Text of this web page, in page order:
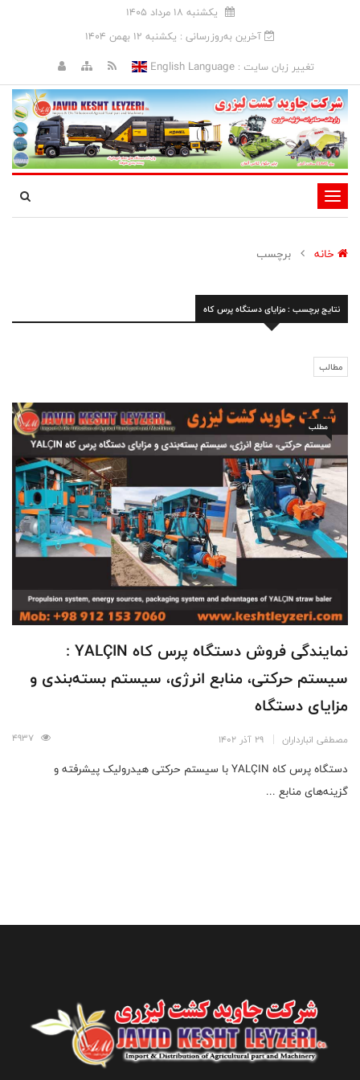
يکشنبه 18 مرداد 1405
آخرین به‌روزرسانی : يکشنبه 12 بهمن 1404
تغییر زبان سایت :English Language
تغییر
وضعیت
ناوبری
خانه برچسب
نتایج برچسب : مزایای دستگاه پرس کاه
مطالب
مطلب
نمایندگی فروش دستگاه پرس کاه YALÇIN :
سیستم حرکتی، منابع انرژی، سیستم بسته‌بندی و
مزایای دستگاه
مصطفی انبارداران 29 آذر 1402
دستگاه پرس کاه YALÇIN با سیستم حرکتی هیدرولیک پیشرفته و
گزینه‌های منابع ...